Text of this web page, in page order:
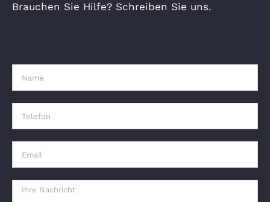
Brauchen Sie Hilfe? Schreiben Sie uns.